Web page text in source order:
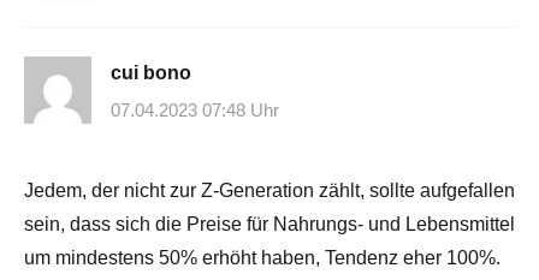
cui bono
07.04.2023 07:48 Uhr
Jedem, der nicht zur Z-Generation zählt, sollte aufgefallen
sein, dass sich die Preise für Nahrungs- und Lebensmittel
um mindestens 50% erhöht haben, Tendenz eher 100%.